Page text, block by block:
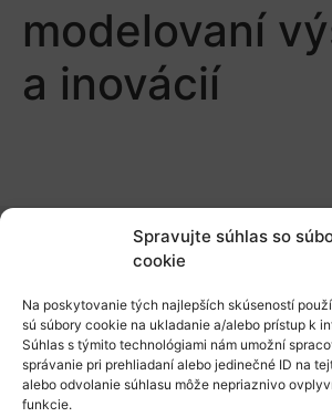
Spravujte súhlas so
cookie
Na poskytovanie tých najlepších skúseností
sú súbory cookie na ukladanie a/alebo prístup k
Súhlas s týmito technológiami nám umožní
správanie pri prehliadaní alebo jedinečné ID na
alebo odvolanie súhlasu môže nepriaznivo
funkcie.
modelovaní
a inovácií
Naše služby
Financovanie a
Stáže a pobyty